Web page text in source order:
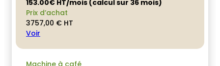
153.00€ HT/mois (calcul sur 36 mois)
Prix d’achat
3757,00 € HT
Voir
Machine à café